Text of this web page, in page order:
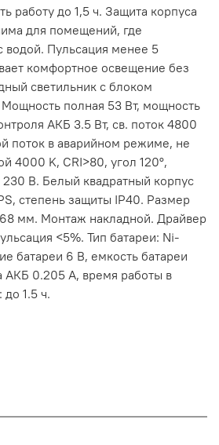
работу до 1,5 ч. Защита корпуса
для помещений, где
водой. Пульсация менее 5
комфортное освещение без
светильник с блоком
полная 53 Вт, мощность
АКБ 3.5 Вт, св. поток 4800
поток в аварийном режиме, не
4000 K, CRI>80, угол 120°,
В. Белый квадратный корпус
степень защиты IP40. Размер
мм. Монтаж накладной. Драйвер
<5%. Тип батареи: Ni-
батареи 6 В, емкость батареи
АКБ 0.205 А, время работы в
1.5 ч.